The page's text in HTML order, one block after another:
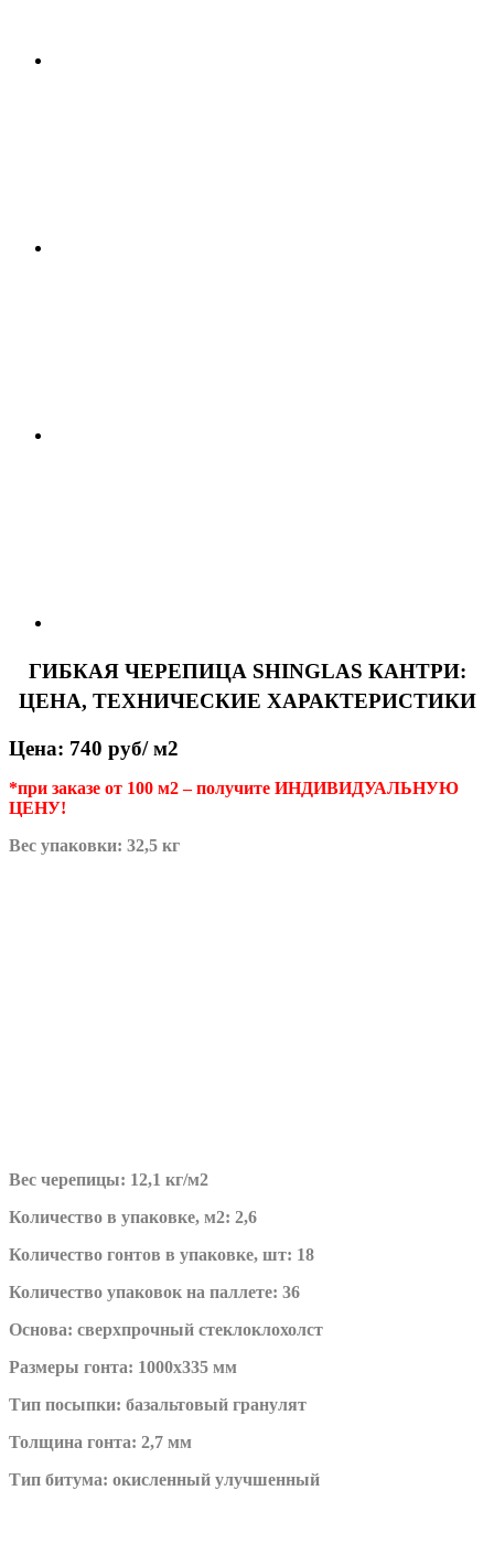
ГИБКАЯ ЧЕРЕПИЦА SHINGLAS КАНТРИ:
ЦЕНА, ТЕХНИЧЕСКИЕ ХАРАКТЕРИСТИКИ
Цена: 740 руб/ м2
*при заказе от 100 м2 – получите ИНДИВИДУАЛЬНУЮ
ЦЕНУ!
Вес упаковки: 32,5 кг
Вес черепицы: 12,1 кг/м2
Количество в упаковке, м2: 2,6
Количество гонтов в упаковке, шт: 18
Количество упаковок на паллете: 36
Основа: сверхпрочный стеклоклохолст
Размеры гонта: 1000х335 мм
Тип посыпки: базальтовый гранулят
Толщина гонта: 2,7 мм
Тип битума: окисленный улучшенный